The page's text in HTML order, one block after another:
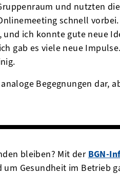
und nutzten
schnell
ich konnte gute neue
gab es viele neue
Begegnungen dar,
bleiben? Mit der BGN-
Gesundheit im Betrieb